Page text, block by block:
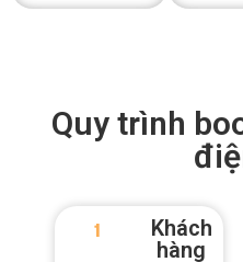
khác nhau tại Việt
Quy trình